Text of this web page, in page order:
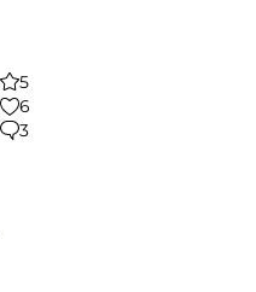
5
6
3